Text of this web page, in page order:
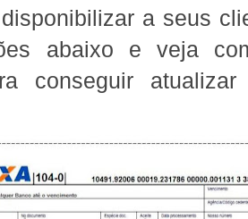
a seus
abaixo e veja
conseguir